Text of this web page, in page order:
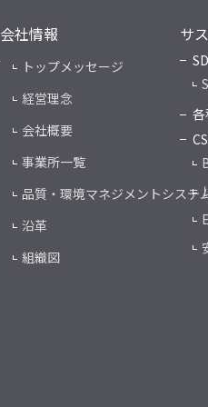
会社情報
トップメッセージ
経営理念
会社概要
事業所一覧
品質・環境マネジメントシステ
沿革
組織図
サ